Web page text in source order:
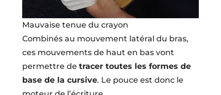
Mauvaise tenue du crayon
Combinés au mouvement latéral du bras,
ces mouvements de haut en bas vont
permettre de tracer toutes les formes de
base de la cursive. Le pouce est donc le